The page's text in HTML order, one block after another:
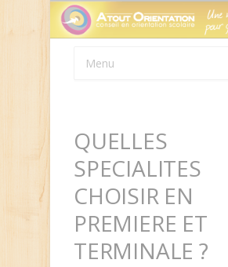
Panneau de gestion des cookies
QUELLES
SPECIALITES
CHOISIR EN
PREMIERE ET
TERMINALE ?